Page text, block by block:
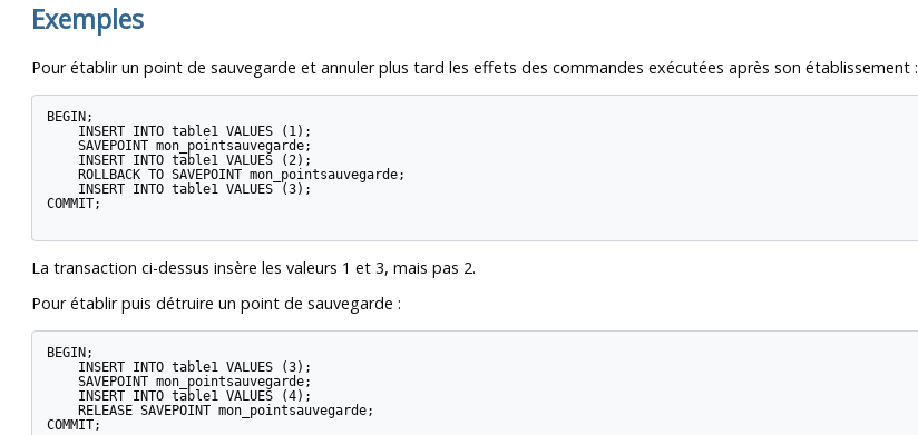
Exemples
Pour établir un point de sauvegarde et annuler plus tard les effets des commandes exécutées après son établissement :
BEGIN;
    INSERT INTO table1 VALUES (1);
    SAVEPOINT mon_pointsauvegarde;
    INSERT INTO table1 VALUES (2);
    ROLLBACK TO SAVEPOINT mon_pointsauvegarde;
    INSERT INTO table1 VALUES (3);
COMMIT;
La transaction ci-dessus insère les valeurs 1 et 3, mais pas 2.
Pour établir puis détruire un point de sauvegarde :
BEGIN;
    INSERT INTO table1 VALUES (3);
    SAVEPOINT mon_pointsauvegarde;
    INSERT INTO table1 VALUES (4);
    RELEASE SAVEPOINT mon_pointsauvegarde;
COMMIT;